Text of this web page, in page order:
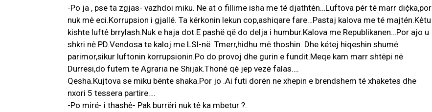
-Po ja , pse ta zgjas- vazhdoi miku. Ne at o fillime isha me té djathtėn…Luftova pér té marr di¢ka,por
nuk mė eci.Korrupsion i gjallé. Ta kérkonin lekun cop,ashiqare fare…Pastaj kalova me té majtén.Kėtu
kishte luftė brrylash.Nuk e haja dot.E pashë që do delja i humbur.Kalova me Republikanen…Por ajo u
shkri nė PD.Vendosa te kaloj me LSI-në. Tmerr,hidhu mė thoshin. Dhe kétej hiqeshin shumė
parimor,sikur luftonin korrupsionin.Po do provoj dhe gurin e fundit.Meqe kam marr shtėpi nė
Durresi,do futem te Agraria ne Shijak.Thonė qé jep vezė falas….
Qesha.Kujtova se miku bënte shaka.Por jo .Ai futi dorėn ne xhepin e brendshem té xhaketes dhe
nxori 5 tessera partire….
-Po miré- i thashė- Pak burrëri nuk tė ka mbetur ?.